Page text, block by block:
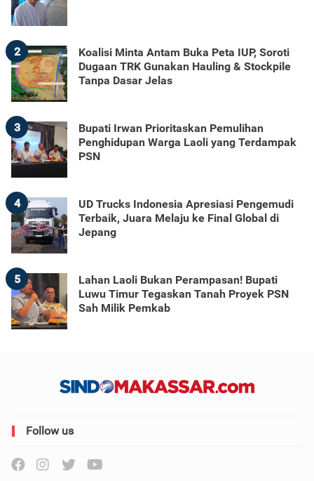
2
Koalisi Minta Antam Buka Peta IUP, Soroti
Dugaan TRK Gunakan Hauling & Stockpile
Tanpa Dasar Jelas
3
Bupati Irwan Prioritaskan Pemulihan
Penghidupan Warga Laoli yang Terdampak
PSN
4
UD Trucks Indonesia Apresiasi Pengemudi
Terbaik, Juara Melaju ke Final Global di
Jepang
5
Lahan Laoli Bukan Perampasan! Bupati
Luwu Timur Tegaskan Tanah Proyek PSN
Sah Milik Pemkab
Follow us